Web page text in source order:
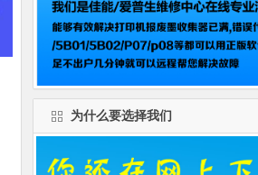
为什么要选择我们